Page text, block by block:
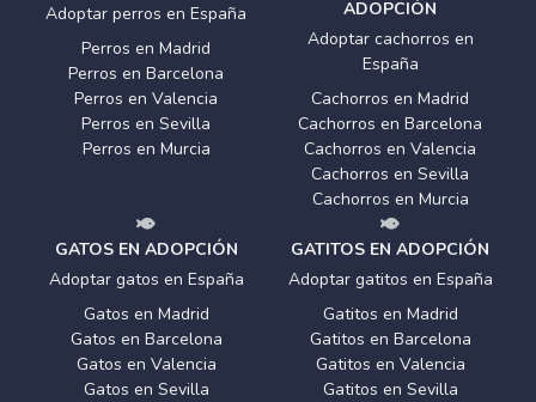
Adoptar perros en España
Perros en Madrid
Perros en Barcelona
Perros en Valencia
Perros en Sevilla
Perros en Murcia
ADOPCIÓN
Adoptar cachorros en
España
Cachorros en Madrid
Cachorros en Barcelona
Cachorros en Valencia
Cachorros en Sevilla
Cachorros en Murcia
GATOS EN ADOPCIÓN
Adoptar gatos en España
Gatos en Madrid
Gatos en Barcelona
Gatos en Valencia
Gatos en Sevilla
GATITOS EN ADOPCIÓN
Adoptar gatitos en España
Gatitos en Madrid
Gatitos en Barcelona
Gatitos en Valencia
Gatitos en Sevilla